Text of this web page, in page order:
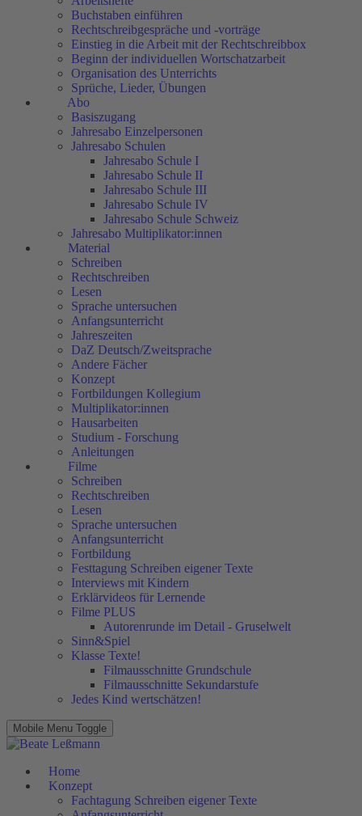
Buchstaben einführen
Rechtschreibgespräche und -vorträge
Einstieg in die Arbeit mit der Rechtschreibbox
Beginn der individuellen Wortschatzarbeit
Organisation des Unterrichts
Sprüche, Lieder, Übungen
Abo
Basiszugang
Jahresabo Einzelpersonen
Jahresabo Schulen
Jahresabo Schule I
Jahresabo Schule II
Jahresabo Schule III
Jahresabo Schule IV
Jahresabo Schule Schweiz
Jahresabo Multiplikator:innen
Material
Schreiben
Rechtschreiben
Lesen
Sprache untersuchen
Anfangsunterricht
Jahreszeiten
DaZ Deutsch/Zweitsprache
Andere Fächer
Konzept
Fortbildungen Kollegium
Multiplikator:innen
Hausarbeiten
Studium - Forschung
Anleitungen
Filme
Schreiben
Rechtschreiben
Lesen
Sprache untersuchen
Anfangsunterricht
Fortbildung
Festtagung Schreiben eigener Texte
Interviews mit Kindern
Erklärvideos für Lernende
Filme PLUS
Autorenrunde im Detail - Gruselwelt
Sinn&Spiel
Klasse Texte!
Filmausschnitte Grundschule
Filmausschnitte Sekundarstufe
Jedes Kind wertschätzen!
Mobile Menu Toggle
Home
Konzept
Fachtagung Schreiben eigener Texte